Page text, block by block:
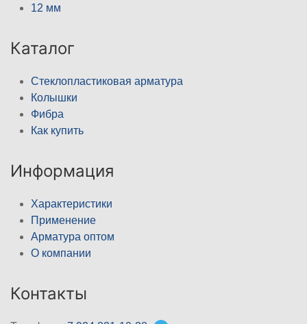
12 мм
Каталог
Стеклопластиковая арматура
Колышки
Фибра
Как купить
Информация
Характеристики
Применение
Арматура оптом
О компании
Контакты